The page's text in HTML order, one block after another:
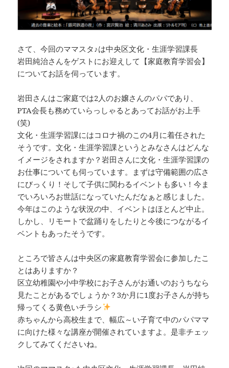
さて、今回のママスタ♪は中央区文化・生涯学習課長
岩田純治さんをゲストにお迎えして【家庭教育学習会】
についてお話を伺っています。
岩田さんはご家庭では2人のお嬢さんのパパであり、
PTA会長も務めていらっしゃるとあってお話がお上手
(笑)
文化・生涯学習課にはコロナ禍のこの4月に着任された
そうです。文化・生涯学習課というとみなさんはどんな
イメージをされますか？岩田さんに文化・生涯学習課の
お仕事についても伺っています。まずは守備範囲の広さ
にびっくり！そして子供に関わるイベントも多い！今ま
でいろいろお世話になっていたんだなぁと感じました。
今年はこのような状況の中、イベントはほとんど中止。
しかし、リモートで盆踊りをしたりと今後につながるイ
ベントもあったそうです。
ところで皆さんは中央区の家庭教育学習会に参加したこ
とはありますか？
区立幼稚園や小中学校にお子さんがお通いのおうちなら
見たことがあるでしょうか？3か月に1度お子さんが持ち
帰ってくる黄色いチラシ
赤ちゃんから高校生まで、幅広～い子育て中のパパママ
に向けた様々な講座が開催されていますよ。是非チェッ
クしてみてくださいね。